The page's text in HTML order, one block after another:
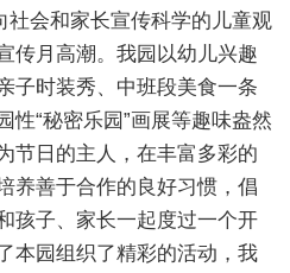
社会和家长宣传科学的儿童观
传月高潮。我园以幼儿兴趣
子时装秀、中班段美食一条
性“秘密乐园”画展等趣味盎然
节日的主人，在丰富多彩的
养善于合作的良好习惯，倡
孩子、家长一起度过一个开
本园组织了精彩的活动，我